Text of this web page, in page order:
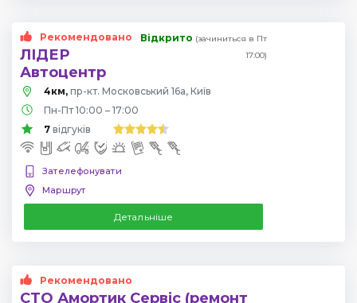
Рекомендовано
ЛІДЕР
Автоцентр
Відкрито (зачиниться в Пт
17:00)
4км, пр-кт. Московський 16а, Київ
Пн-Пт 10:00 – 17:00
7 відгуків
Зателефонувати
Маршрут
Детальніше
Рекомендовано
СТО Амортик Сервіс (ремонт